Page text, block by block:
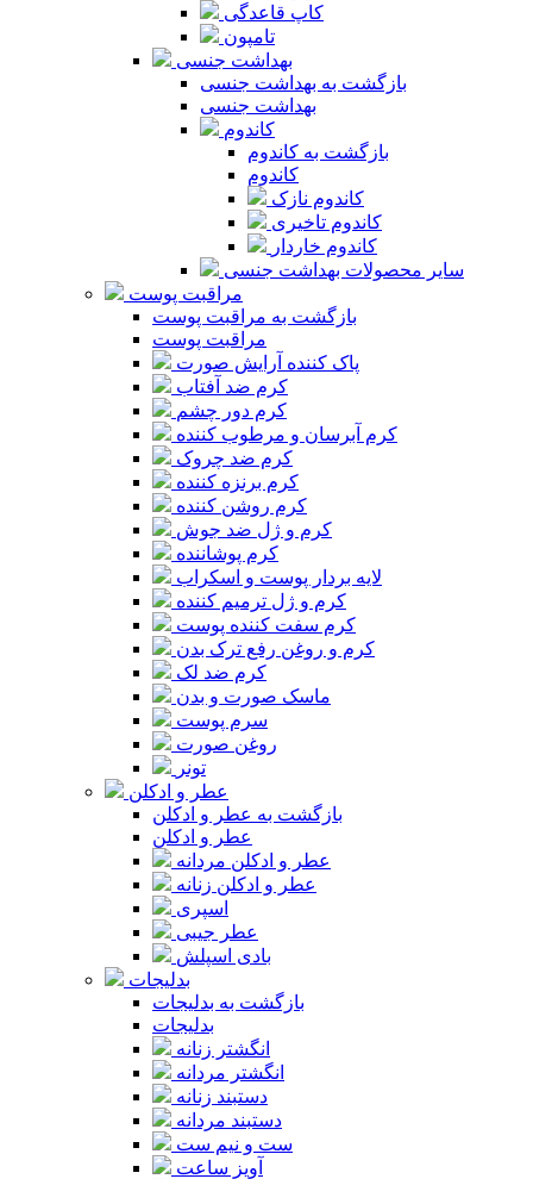
کاپ قاعدگی
تامپون
بهداشت جنسی
بازگشت به بهداشت جنسی
بهداشت جنسی
کاندوم
بازگشت به کاندوم
کاندوم
کاندوم نازک
کاندوم تاخیری
کاندوم خاردار
سایر محصولات بهداشت جنسی
مراقبت پوست
بازگشت به مراقبت پوست
مراقبت پوست
پاک کننده آرایش صورت
کرم ضد آفتاب
کرم دور چشم
کرم آبرسان و مرطوب کننده
کرم ضد چروک
کرم برنزه کننده
کرم روشن کننده
کرم و ژل ضد جوش
کرم پوشاننده
لایه بردار پوست و اسکراب
کرم و ژل ترمیم کننده
کرم سفت کننده پوست
کرم و روغن رفع ترک بدن
کرم ضد لک
ماسک صورت و بدن
سرم پوست
روغن صورت
تونر
عطر و ادکلن
بازگشت به عطر و ادکلن
عطر و ادکلن
عطر و ادکلن مردانه
عطر و ادکلن زنانه
اسپری
عطر جیبی
بادی اسپلش
بدلیجات
بازگشت به بدلیجات
بدلیجات
انگشتر زنانه
انگشتر مردانه
دستبند زنانه
دستبند مردانه
ست و نیم ست
آویز ساعت